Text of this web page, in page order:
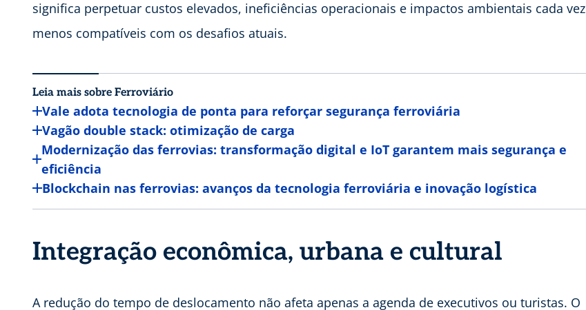
significa perpetuar custos elevados, ineficiências operacionais e impactos ambientais cada vez
menos compatíveis com os desafios atuais.
Leia mais sobre Ferroviário
Vale adota tecnologia de ponta para reforçar segurança ferroviária
Vagão double stack: otimização de carga
Modernização das ferrovias: transformação digital e IoT garantem mais segurança e
eficiência
Blockchain nas ferrovias: avanços da tecnologia ferroviária e inovação logística
Integração econômica, urbana e cultural
A redução do tempo de deslocamento não afeta apenas a agenda de executivos ou turistas. O